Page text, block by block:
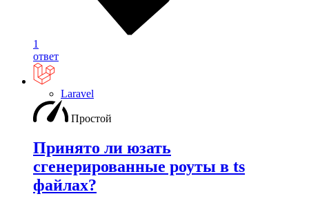
1
ответ
Laravel
Простой
Принято ли юзать
сгенерированные роуты в ts
файлах?